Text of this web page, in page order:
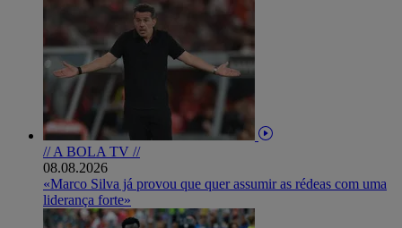
// A BOLA TV //
08.08.2026
«Marco Silva já provou que quer assumir as rédeas com uma
liderança forte»